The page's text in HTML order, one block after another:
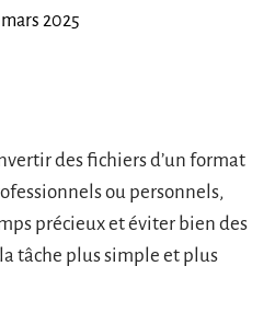
2025
des fichiers d’un format
ou personnels,
précieux et éviter bien des
tâche plus simple et plus